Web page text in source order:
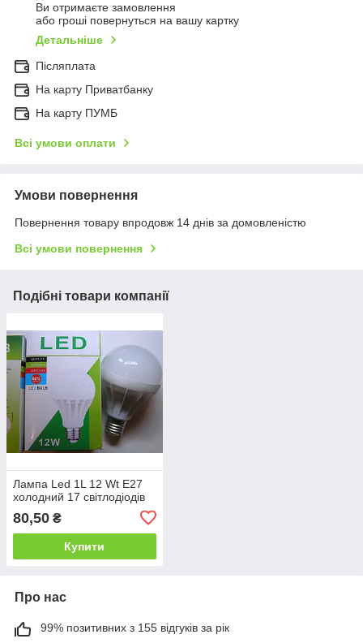
Ви отримаєте замовлення
або гроші повернуться на вашу картку
Детальніше
Післяплата
На карту Приватбанку
На карту ПУМБ
Всі умови оплати
Умови повернення
Повернення товару впродовж 14 днів за домовленістю
Всі умови повернення
Подібні товари компанії
Лампа Led 1L 12 Wt E27
холодний 17 світлодіодів
80,50 ₴
Купити
Про нас
99% позитивних з 155 відгуків за рік